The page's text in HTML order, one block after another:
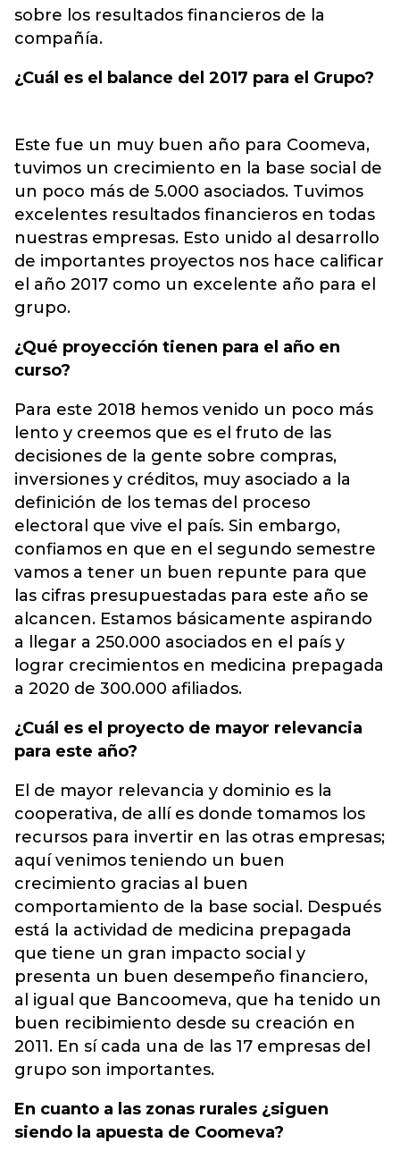
sobre los resultados financieros de la
compañía.
¿Cuál es el balance del 2017 para el Grupo?
Este fue un muy buen año para Coomeva,
tuvimos un crecimiento en la base social de
un poco más de 5.000 asociados. Tuvimos
excelentes resultados financieros en todas
nuestras empresas. Esto unido al desarrollo
de importantes proyectos nos hace calificar
el año 2017 como un excelente año para el
grupo.
¿Qué proyección tienen para el año en
curso?
Para este 2018 hemos venido un poco más
lento y creemos que es el fruto de las
decisiones de la gente sobre compras,
inversiones y créditos, muy asociado a la
definición de los temas del proceso
electoral que vive el país. Sin embargo,
confiamos en que en el segundo semestre
vamos a tener un buen repunte para que
las cifras presupuestadas para este año se
alcancen. Estamos básicamente aspirando
a llegar a 250.000 asociados en el país y
lograr crecimientos en medicina prepagada
a 2020 de 300.000 afiliados.
¿Cuál es el proyecto de mayor relevancia
para este año?
El de mayor relevancia y dominio es la
cooperativa, de allí es donde tomamos los
recursos para invertir en las otras empresas;
aquí venimos teniendo un buen
crecimiento gracias al buen
comportamiento de la base social. Después
está la actividad de medicina prepagada
que tiene un gran impacto social y
presenta un buen desempeño financiero,
al igual que Bancoomeva, que ha tenido un
buen recibimiento desde su creación en
2011. En sí cada una de las 17 empresas del
grupo son importantes.
En cuanto a las zonas rurales ¿siguen
siendo la apuesta de Coomeva?